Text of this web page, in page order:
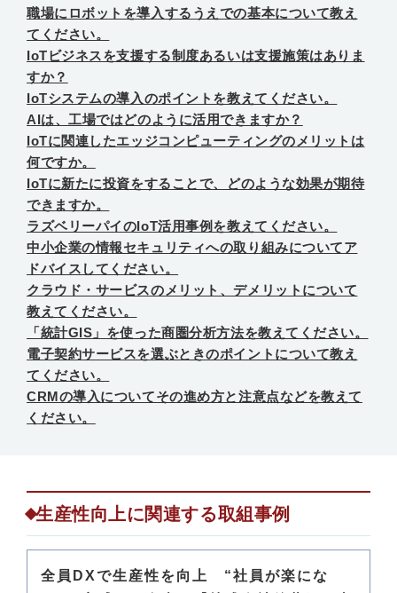
職場にロボットを導入するうえでの基本について教え
てください。
IoTビジネスを支援する制度あるいは支援施策はありま
すか？
IoTシステムの導入のポイントを教えてください。
AIは、工場ではどのように活用できますか？
IoTに関連したエッジコンピューティングのメリットは
何ですか。
IoTに新たに投資をすることで、どのような効果が期待
できますか。
ラズベリーパイのIoT活用事例を教えてください。
中小企業の情報セキュリティへの取り組みについてア
ドバイスしてください。
クラウド・サービスのメリット、デメリットについて
教えてください。
「統計GIS」を使った商圏分析方法を教えてください。
電子契約サービスを選ぶときのポイントについて教え
てください。
CRMの導入についてその進め方と注意点などを教えて
ください。
生産性向上に関連する取組事例
全員DXで生産性を向上 “社員が楽にな